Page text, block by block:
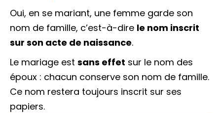
Oui, en se mariant, une femme garde son
nom de famille, c’est-à-dire le nom inscrit
sur son acte de naissance.
Le mariage est sans effet sur le nom des
époux : chacun conserve son nom de famille.
Ce nom restera toujours inscrit sur ses
papiers.